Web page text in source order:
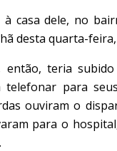
à casa dele, no
desta quarta-feira,
então, teria
para
ouviram o
para o